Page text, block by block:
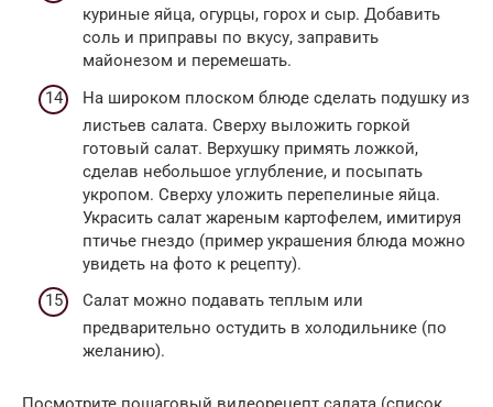
куриные яйца, огурцы, горох и сыр. Добавить
соль и приправы по вкусу, заправить
майонезом и перемешать.
На широком плоском блюде сделать подушку из
листьев салата. Сверху выложить горкой
готовый салат. Верхушку примять ложкой,
сделав небольшое углубление, и посыпать
укропом. Сверху уложить перепелиные яйца.
Украсить салат жареным картофелем, имитируя
птичье гнездо (пример украшения блюда можно
увидеть на фото к рецепту).
Салат можно подавать теплым или
предварительно остудить в холодильнике (по
желанию).